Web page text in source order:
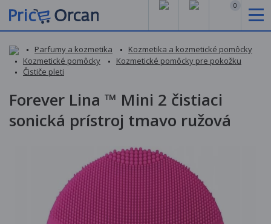
0
Parfumy a kozmetika
Kozmetika a kozmetické pomôcky
Kozmetické pomôcky
Kozmetické pomôcky pre pokožku
Čističe pleti
Forever Lina ™ Mini 2 čistiaci
sonická prístroj tmavo ružová